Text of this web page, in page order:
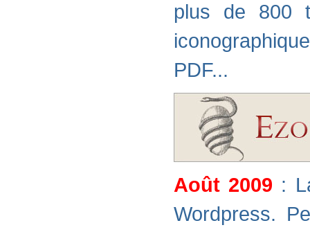
plus de 800
PDF...
Août 2009 :
Wordpress.